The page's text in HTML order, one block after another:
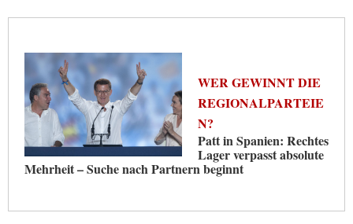
WER GEWINNT DIE
REGIONALPARTEIE
N?
Patt in Spanien: Rechtes
Lager verpasst absolute
Mehrheit – Suche nach Partnern beginnt